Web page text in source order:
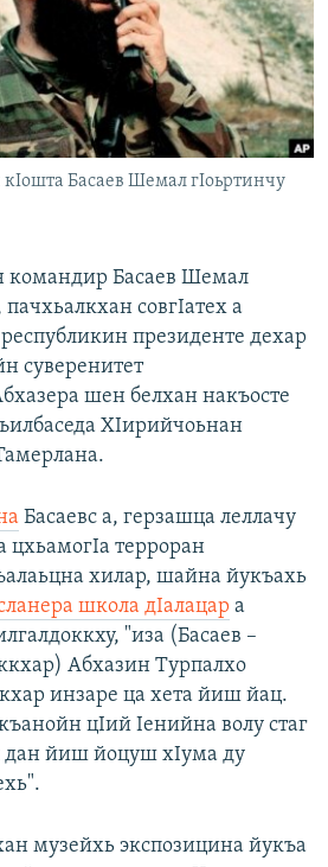
кIошта Басаев Шемал гIоьртинчу
командир Басаев Шемал
совгIатех а
президенте дехар
суверенитет
шен белхан накъосте
ХIирийчоьнан
Басаевс а, герзашца леллачу
цхьамогӀа терроран
хилар, шайна йукъахь
школа дIалацар а
"иза (Басаев –
Абхазин Турпалхо
инзаре ца хета йиш йац.
цӀий Ӏенийна волу стаг
дан йиш йоцуш хӀума ду
музейхь экспозицина йукъа